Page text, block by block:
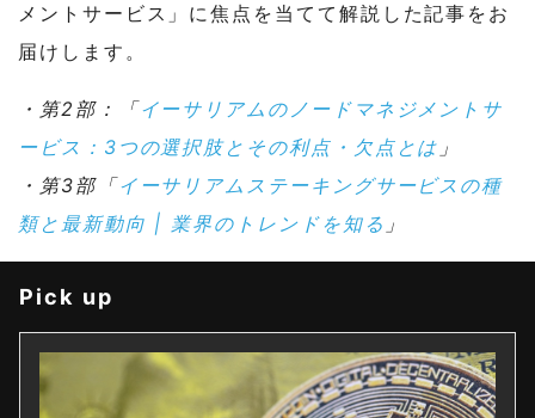
メントサービス」に焦点を当てて解説した記事をお
届けします。
・第2部：「イーサリアムのノードマネジメントサ
ービス：3つの選択肢とその利点・欠点とは 」
・第3部「イーサリアムステーキングサービスの種
類と最新動向 | 業界のトレンドを知る 」
Pick up